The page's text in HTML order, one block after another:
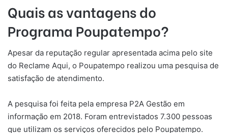
Quais as vantagens do
Programa Poupatempo?
Apesar da reputação regular apresentada acima pelo site
do Reclame Aqui, o Poupatempo realizou uma pesquisa de
satisfação de atendimento.
A pesquisa foi feita pela empresa P2A Gestão em
informação em 2018. Foram entrevistados 7.300 pessoas
que utilizam os serviços oferecidos pelo Poupatempo.